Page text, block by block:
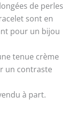
de perles
sont en
pour un bijou
tenue crème
un contraste
à part.